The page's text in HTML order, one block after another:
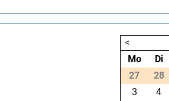
<
Mo
Di
27
28
3
4